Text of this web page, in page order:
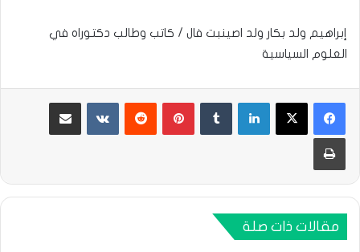
إبراهيم ولد بكار ولد اصينبت فال / كاتب وطالب دكتوراه في
العلوم السياسية
لينكدإن بينتيريست مشاركة عبر البريد
طباعة
مقالات ذات صلة